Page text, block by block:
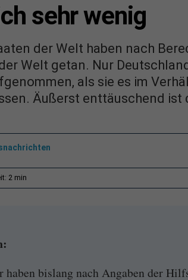
sehr wenig
der Welt haben nach
Welt getan. Nur
als sie es im
Äußerst enttäuschend ist
2 min
haben bislang nach Angaben der